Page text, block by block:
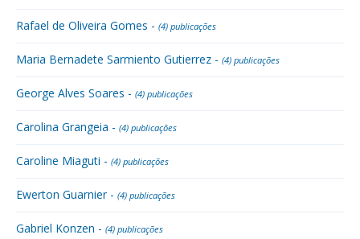
Rafael de Oliveira Gomes - (4) publicações
Maria Bernadete Sarmiento Gutierrez - (4) publicações
George Alves Soares - (4) publicações
Carolina Grangeia - (4) publicações
Caroline Miaguti - (4) publicações
Ewerton Guarnier - (4) publicações
Gabriel Konzen - (4) publicações